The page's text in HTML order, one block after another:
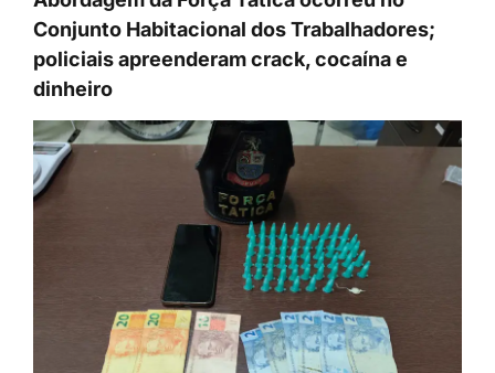
Conjunto Habitacional dos Trabalhadores;
policiais apreenderam crack, cocaína e
dinheiro